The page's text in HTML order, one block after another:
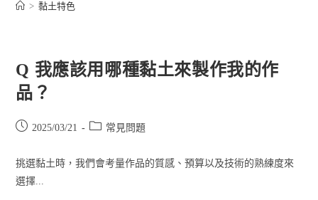
> 黏土特色
Q 我應該用哪種黏土來製作我的作
品？
2025/03/21 常見問題
挑選黏土時，我們會考量作品的質感、預算以及技術的熟練度來
選擇...